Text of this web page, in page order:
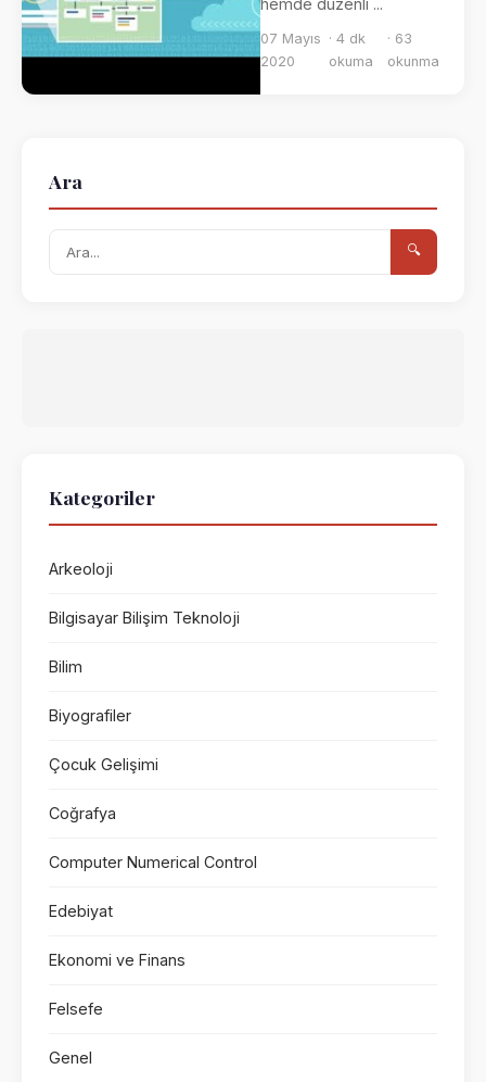
hemde düzenli ...
07 Mayıs
2020
· 4 dk
okuma
· 63
okunma
Ara
🔍
Kategoriler
Arkeoloji
Bilgisayar Bilişim Teknoloji
Bilim
Biyografiler
Çocuk Gelişimi
Coğrafya
Computer Numerical Control
Edebiyat
Ekonomi ve Finans
Felsefe
Genel